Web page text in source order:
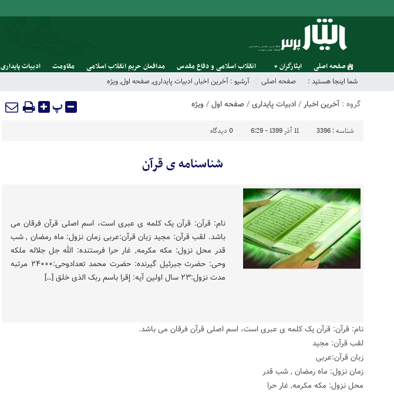
صفحه اصلی ایثارگران انقلاب اسلامی و دفاع مقدس مدافعان حریم انقلاب اسلامی مقاومت ادبیات پایداری
شما اینجا هستید : صفحه اصلی آرشیو : آخرین اخبار, ادبیات پایداری,صفحه اول,ویژه
گروه : آخرین اخبار /ادبیات پایداری/ صفحه اول/ ویژه پ
شناسه : 3396 11 آذر 1399 - 6:29 0 دیدگاه
شناسنامه ی قرآن
نام: قرآن: قرآن یک کلمه ی عبری است، اسم اصلی قرآن فرقان می
باشد. لقب قرآن: مجید زبان قرآن:عربی زمان نزول: ماه رمضان , شب
قدر محل نزول: مکه مکرمه, غار حرا فرستنده: الله جل جلاله ملکه
وحی: حضرت جبرئیل گیرنده: حضرت محمد تعدادوحی:۲۴۰۰۰ مرتبه
مدت نزول:۲۳ سال اولین آیه: إقرا باسم ربک الذی خلق […]
نام: قرآن: قرآن یک کلمه ی عبری است، اسم اصلی قرآن فرقان می باشد.
لقب قرآن: مجید
زبان قرآن:عربی
زمان نزول: ماه رمضان , شب قدر
محل نزول: مکه مکرمه, غار حرا